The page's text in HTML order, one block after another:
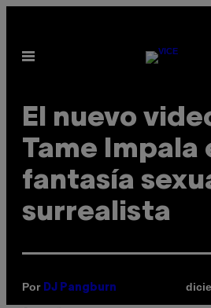
contenido
Abrir
El nuevo
Tame Impala
fantasía
surrealista
Por DJ Pangburn